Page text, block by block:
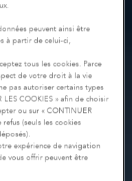
peuvent ainsi être
à partir de celui-ci,
tous les cookies. Parce
de votre droit à la vie
pas autoriser certains types
COOKIES » afin de choisir
ou sur « CONTINUER
(seuls les cookies
expérience de navigation
vous offrir peuvent être